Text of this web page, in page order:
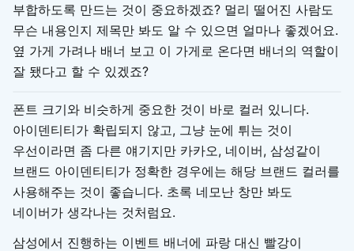
부합하도록 만드는 것이 중요하겠죠? 멀리 떨어진 사람도
무슨 내용인지 제목만 봐도 알 수 있으면 얼마나 좋겠어요.
옆 가게 가려나 배너 보고 이 가게로 온다면 배너의 역할이
잘 됐다고 할 수 있겠죠?
폰트 크기와 비슷하게 중요한 것이 바로 컬러 있니다.
아이덴티티가 확립되지 않고, 그냥 눈에 튀는 것이
우선이라면 좀 다른 얘기지만 카카오, 네이버, 삼성같이
브랜드 아이덴티티가 정확한 경우에는 해당 브랜드 컬러를
사용해주는 것이 좋습니다. 초록 네모난 창만 봐도
네이버가 생각나는 것처럼요.
삼성에서 진행하는 이벤트 배너에 파랑 대신 빨강이